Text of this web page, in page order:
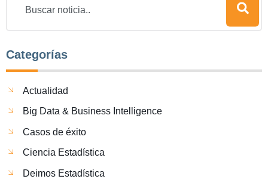
Categorías
Actualidad
Big Data & Business Intelligence
Casos de éxito
Ciencia Estadística
Deimos Estadística